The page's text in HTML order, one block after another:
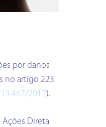
por danos
no artigo 223
13.467/2017).
Direta